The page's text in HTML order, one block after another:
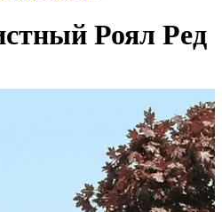
Роял Ред